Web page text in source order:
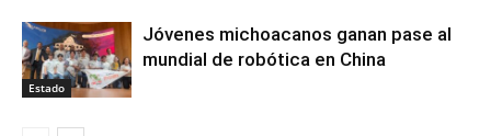
Estado
Jóvenes michoacanos ganan pase al
mundial de robótica en China